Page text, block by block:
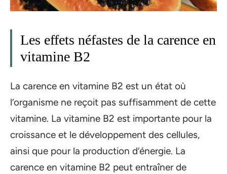
Les effets néfastes de la carence en
vitamine B2
La carence en vitamine B2 est un état où
l’organisme ne reçoit pas suffisamment de cette
vitamine. La vitamine B2 est importante pour la
croissance et le développement des cellules,
ainsi que pour la production d’énergie. La
carence en vitamine B2 peut entraîner de